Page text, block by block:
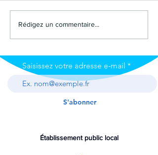
Rédigez un commentaire...
Saisissez votre adresse e-mail
S'abonner
Établissement public local